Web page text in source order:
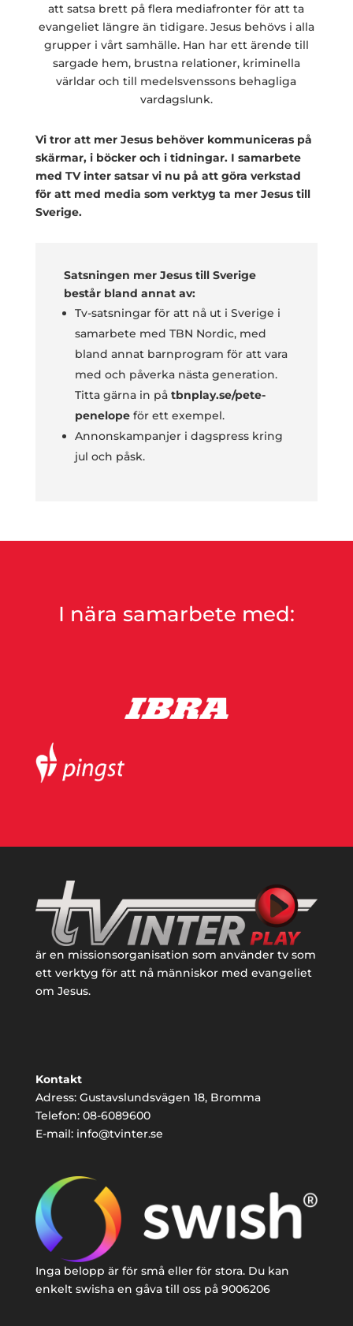
att satsa brett på flera mediafronter för att ta
evangeliet längre än tidigare. Jesus behövs i alla
grupper i vårt samhälle. Han har ett ärende till
sargade hem, brustna relationer, kriminella
världar och till medelsvenssons behagliga
vardagslunk.
Vi tror att mer Jesus behöver kommuniceras på
skärmar, i böcker och i tidningar. I samarbete
med TV inter satsar vi nu på att göra verkstad
för att med media som verktyg ta mer Jesus till
Sverige.
Satsningen mer Jesus till Sverige
består bland annat av:
Tv-satsningar för att nå ut i Sverige i
samarbete med TBN Nordic, med
bland annat barnprogram för att vara
med och påverka nästa generation.
Titta gärna in på tbnplay.se/pete-
penelopeför ett exempel.
Annonskampanjer i dagspress kring
jul och påsk.
I nära samarbete med:
är en missionsorganisation som använder tv som
ett verktyg för att nå människor med evangeliet
om Jesus.
Kontakt
Adress: Gustavslundsvägen 18, Bromma
Telefon: 08-6089600
E-mail: info@tvinter.se
Inga belopp är för små eller för stora. Du kan
enkelt swisha en gåva till oss på 9006206